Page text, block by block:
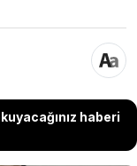
haberi